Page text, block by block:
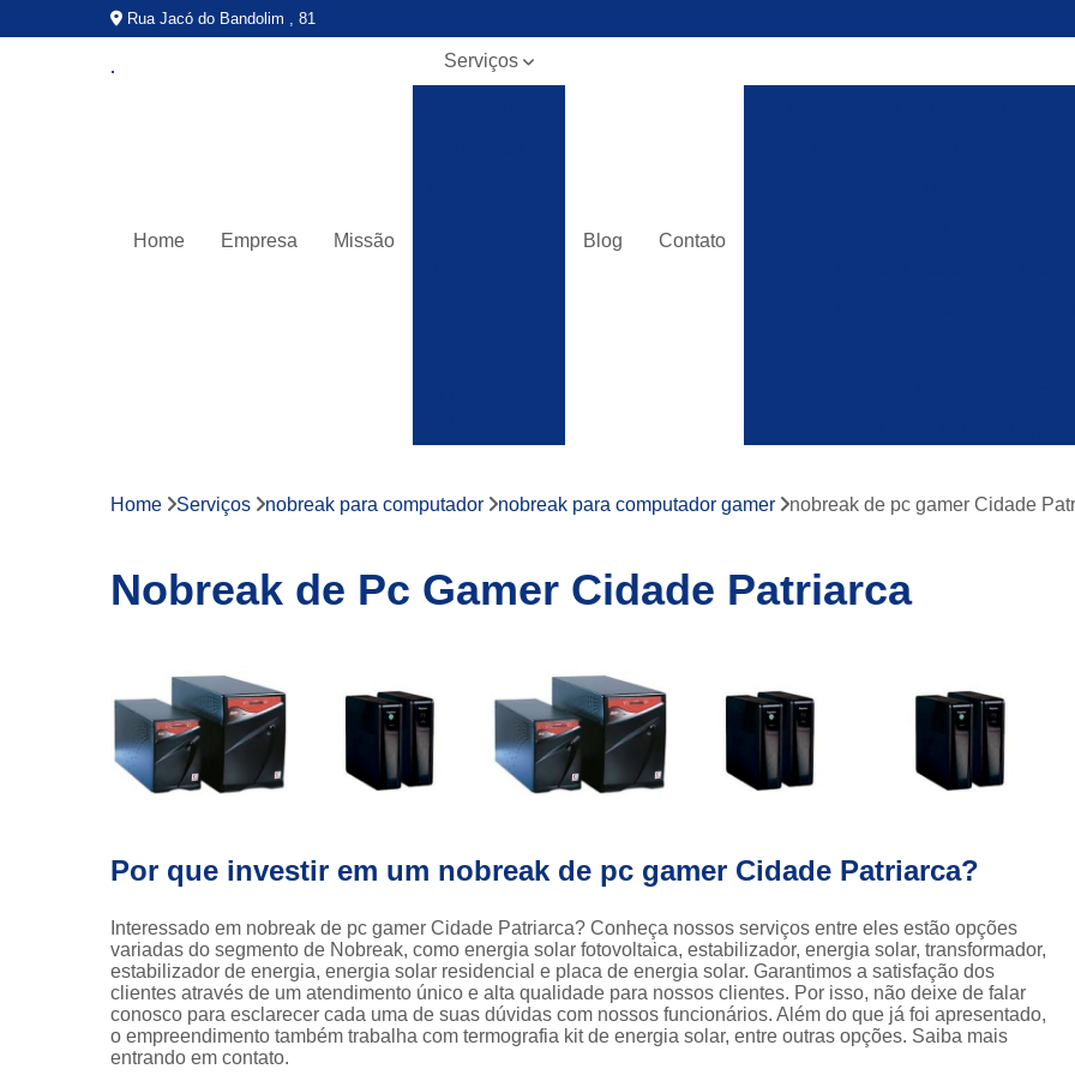
Rua Jacó do Bandolim , 81
Home Empresa Missão
Serviços
industriais
data centers
Nobreak para
servidor
Termografia
Blog Contato
Bateria Vrla Selada para
Energia Solar para Residencia
Estabilizador de Energia
Estabilizador de Energia
Estabilizador de Tensão
Estabilizador de Tensão Trifásico
Estabilizador de Industrias
Estabilizador de Voltagem Industrias
Estabilizador Elétrico para
Home Serviços nobreak para computador nobreak para computador gamer nobreak de pc gamer Cidade
Nobreak de Pc Gamer Cidade Patriarca
Por que investir em um nobreak de pc gamer Cidade Patriarca?
Interessado em nobreak de pc gamer Cidade Patriarca? Conheça nossos serviços entre eles estão opções
variadas do segmento de Nobreak, como energia solar fotovoltaica, estabilizador, energia solar, transformador,
estabilizador de energia, energia solar residencial e placa de energia solar. Garantimos a satisfação dos
clientes através de um atendimento único e alta qualidade para nossos clientes. Por isso, não deixe de falar
conosco para esclarecer cada uma de suas dúvidas com nossos funcionários. Além do que já foi apresentado,
o empreendimento também trabalha com termografia kit de energia solar, entre outras opções. Saiba mais
entrando em contato.